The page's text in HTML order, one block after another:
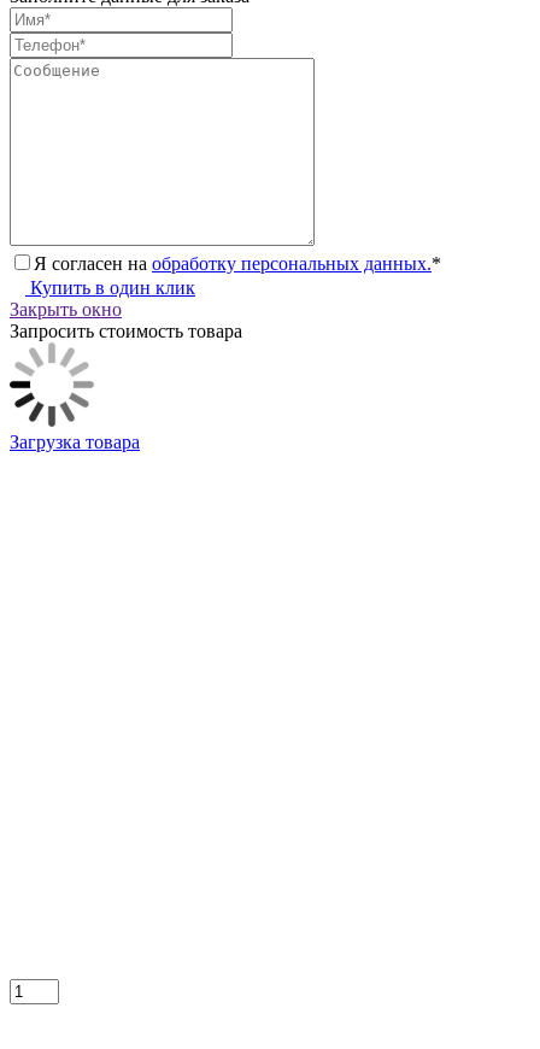
Я согласен на обработку персональных данных.*
Купить в один клик
Закрыть окно
Запросить стоимость товара
Загрузка товара